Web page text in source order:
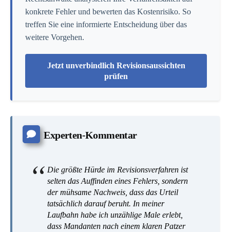
konkrete Fehler und bewerten das Kostenrisiko. So
treffen Sie eine informierte Entscheidung über das
weitere Vorgehen.
Jetzt unverbindlich Revisionsaussichten
prüfen
Experten-Kommentar
Die größte Hürde im Revisionsverfahren ist
selten das Auffinden eines Fehlers, sondern
der mühsame Nachweis, dass das Urteil
tatsächlich darauf beruht. In meiner
Laufbahn habe ich unzählige Male erlebt,
dass Mandanten nach einem klaren Patzer